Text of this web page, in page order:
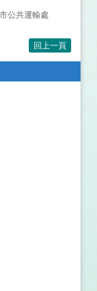
公共運輸處
回上一頁